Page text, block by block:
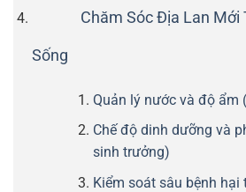
Chăm Sóc Địa Lan Mới
Sống
Quản lý nước và độ ẩm
Chế độ dinh dưỡng và
sinh trưởng)
Kiểm soát sâu bệnh hại